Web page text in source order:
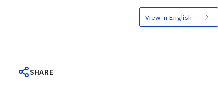
View in English
SHARE